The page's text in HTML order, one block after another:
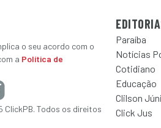
o seu acordo com o
a Política de
Todos os direitos
Paraíba
Notícias
Cotidiano
Educação
Clilson
Click Jus